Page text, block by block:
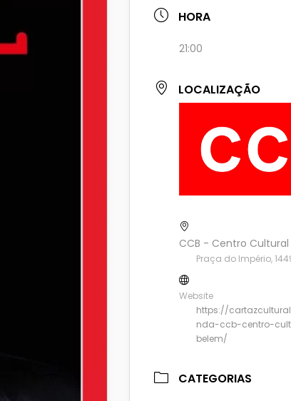
HORA
21:00
LOCALIZAÇÃO
CCB - Centro
Praça do Império,
Website
https://
nda-ccb-centro-
belem/
CATEGORIAS